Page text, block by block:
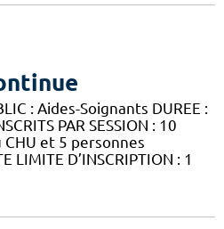
: Aides-Soignants DUREE :
PAR SESSION : 10
et 5 personnes
LIMITE D’INSCRIPTION : 1